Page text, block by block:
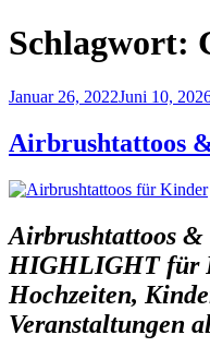
Schlagwort:
Veröffentlicht
Januar 26, 2022Juni 10,
Airbrushtattoos
Airbrushtattoos &
HIGHLIGHT für
Hochzeiten,
Veranstaltungen